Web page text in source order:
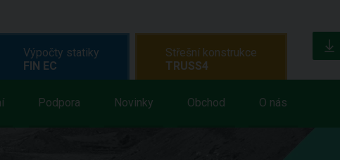
Podpora Novinky Obchod O nás
Výpočty statiky
FIN EC
Střešní konstrukce
TRUSS4